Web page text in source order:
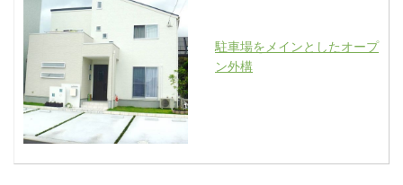
駐車場をメインとしたオープ
ン外構